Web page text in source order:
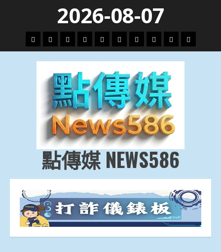
content
2026-08-07
頭
條
財
經
地
方.
會
文
教.
技
專
題
娛
樂
劇
政
治
國
際
運
動
生
活
點傳媒 NEWS586